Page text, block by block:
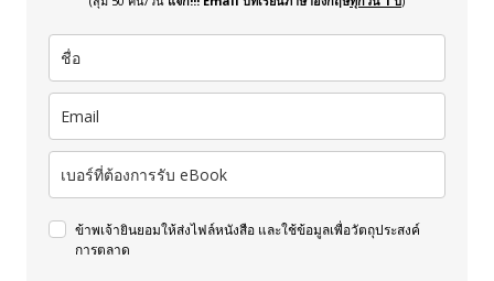
ข้าพเจ้ายินยอมให้ส่งไฟล์หนังสือ และใช้ข้อมูลเพื่อวัตถุประสงค์
การตลาด